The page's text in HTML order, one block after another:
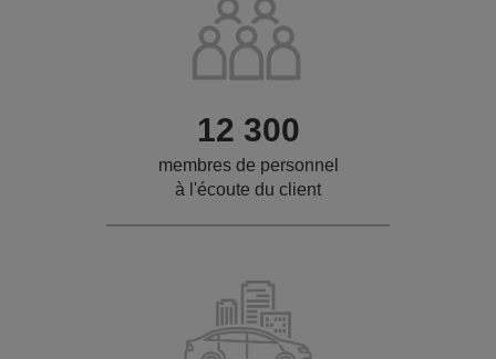
12 300
membres de personnel
à l'écoute du client